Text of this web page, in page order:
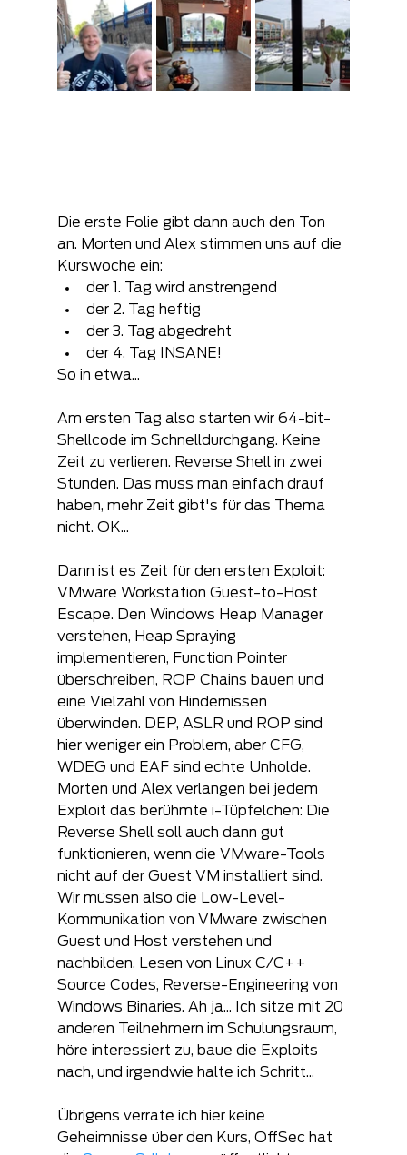
Die erste Folie gibt dann auch den Ton
an. Morten und Alex stimmen uns auf die
Kurswoche ein:
der 1. Tag wird anstrengend
der 2. Tag heftig
der 3. Tag abgedreht
der 4. Tag INSANE!
So in etwa...
Am ersten Tag also starten wir 64-bit-
Shellcode im Schnelldurchgang. Keine
Zeit zu verlieren. Reverse Shell in zwei
Stunden. Das muss man einfach drauf
haben, mehr Zeit gibt's für das Thema
nicht. OK...
Dann ist es Zeit für den ersten Exploit:
VMware Workstation Guest-to-Host
Escape. Den Windows Heap Manager
verstehen, Heap Spraying
implementieren, Function Pointer
überschreiben, ROP Chains bauen und
eine Vielzahl von Hindernissen
überwinden. DEP, ASLR und ROP sind
hier weniger ein Problem, aber CFG,
WDEG und EAF sind echte Unholde.
Morten und Alex verlangen bei jedem
Exploit das berühmte i-Tüpfelchen: Die
Reverse Shell soll auch dann gut
funktionieren, wenn die VMware-Tools
nicht auf der Guest VM installiert sind.
Wir müssen also die Low-Level-
Kommunikation von VMware zwischen
Guest und Host verstehen und
nachbilden. Lesen von Linux C/C++
Source Codes, Reverse-Engineering von
Windows Binaries. Ah ja... Ich sitze mit 20
anderen Teilnehmern im Schulungsraum,
höre interessiert zu, baue die Exploits
nach, und irgendwie halte ich Schritt...
Übrigens verrate ich hier keine
Geheimnisse über den Kurs, OffSec hat